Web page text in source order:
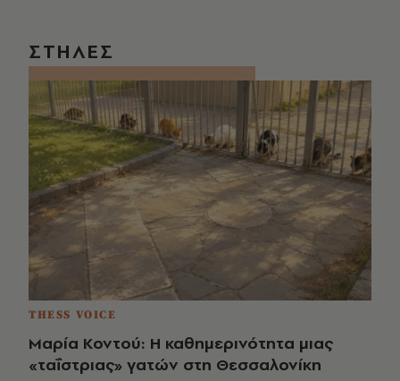
ΣΤΗΛΕΣ
THESS VOICE
Μαρία Κοντού: Η καθημερινότητα μιας
«ταΐστριας» γατών στη Θεσσαλονίκη